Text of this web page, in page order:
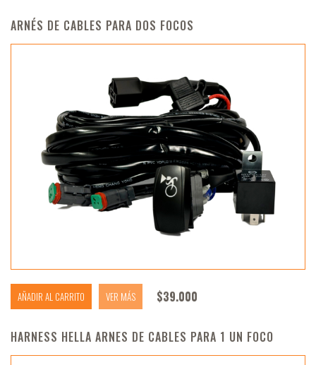
ARNÉS DE CABLES PARA DOS FOCOS
AÑADIR AL CARRITO VER MÁS $39.000
HARNESS HELLA ARNES DE CABLES PARA 1 UN FOCO